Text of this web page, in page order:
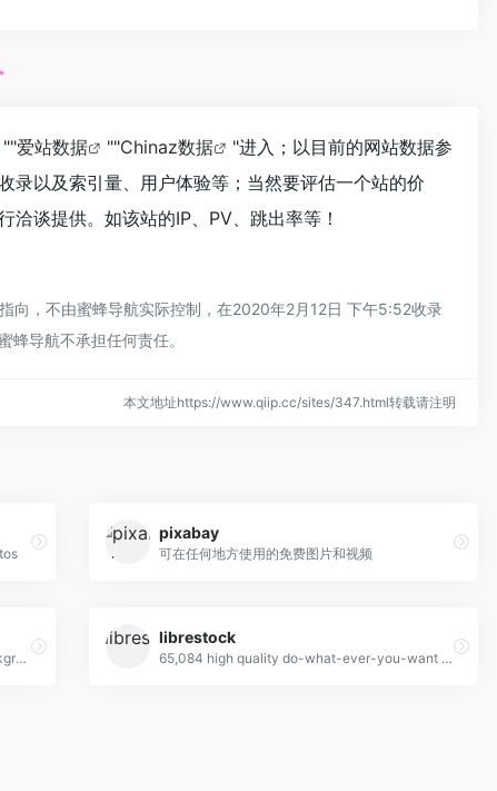
""爱站数据 ""Chinaz数据
"进入；以目前的网站数据参
录以及索引量、用户体验等；当然要评估一个站的价
谈提供。如该站的IP、PV、跳出率等！
向，不由蜜蜂导航实际控制，在2020年2月12日 下午5:52收录
导航不承担任何责任。
本文地址https://www.qiip.cc/sites/347.html转载请注明
pixabay
可在任何地方使用的免费图片和视频
High Definition Wallpapers & Desktop Backgrounds
librestock
65,084 high quality do-what-ever-you-want stock photos